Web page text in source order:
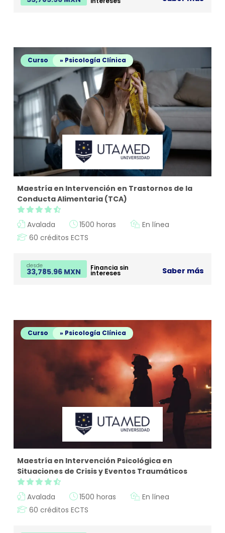
Curso » Psicología Clínica
Maestría en Intervención en Trastornos de la
Conducta Alimentaria (TCA)
Avalada 1500 horas
En línea
60 créditos ECTS
desde
33,785.96 MXN Financia sin
intereses Saber más
Curso » Psicología Clínica
Maestría en Intervención Psicológica en
Situaciones de Crisis y Eventos Traumáticos
Avalada 1500 horas
En línea
60 créditos ECTS